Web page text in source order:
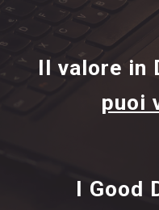
Il valore in
puoi
I Good